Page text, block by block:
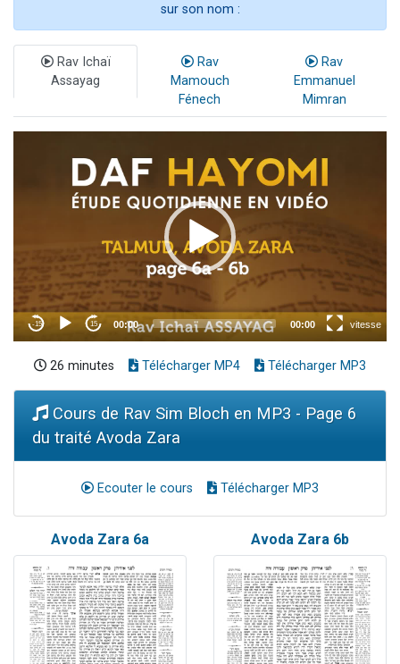
sur son nom :
Rav Ichaï
Assayag
Rav
Mamouch
Fénech
Rav
Emmanuel
Mimran
26 minutes Télécharger MP4 Télécharger MP3
Cours de Rav Sim Bloch en MP3 - Page 6
du traité Avoda Zara
Ecouter le cours Télécharger MP3
Avoda Zara 6a Avoda Zara 6b